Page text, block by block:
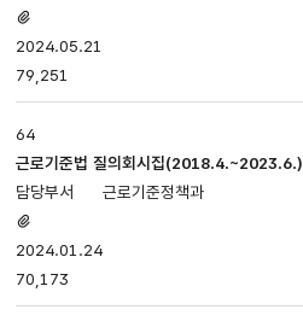
있음
2024.05.21
79,251
64
근로기준법 질의회시집(2018.4.~2023.6.)
근로기준정책과
있음
2024.01.24
70,173